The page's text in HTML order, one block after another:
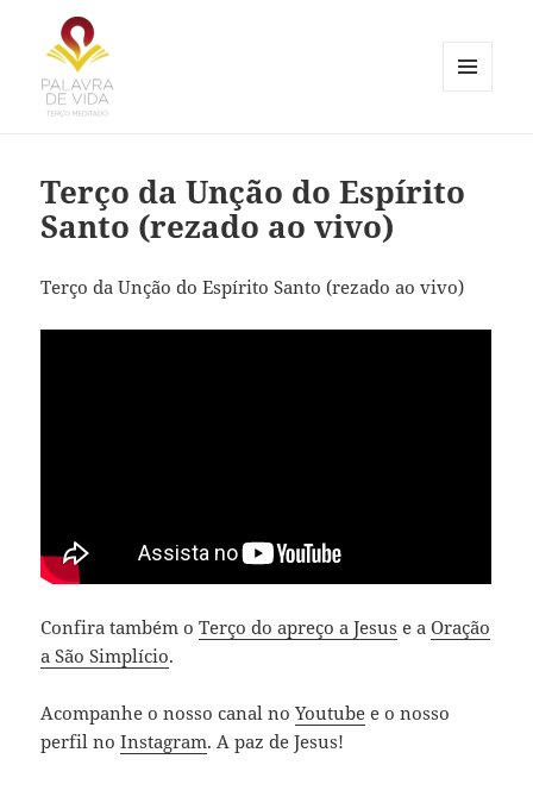
Terço da Unção do Espírito
Santo (rezado ao vivo)
Terço da Unção do Espírito Santo (rezado ao vivo)
Confira também oTerço do apreço a Jesus e aOração
a São Simplício.
Acompanhe o nosso canal noYoutube e o nosso
perfil noInstagram. A paz de Jesus!